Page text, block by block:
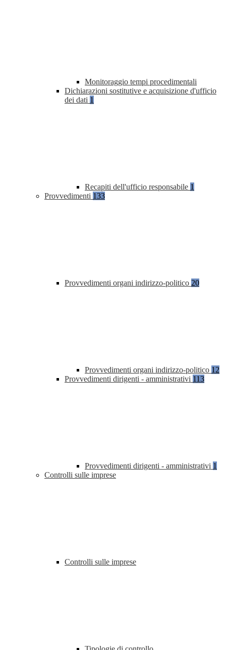
Monitoraggio tempi procedimentali
Dichiarazioni sostitutive e acquisizione d'ufficio
dei dati 1
Recapiti dell'ufficio responsabile 1
Provvedimenti 133
Provvedimenti organi indirizzo-politico 20
Provvedimenti organi indirizzo-politico 12
Provvedimenti dirigenti - amministrativi 113
Provvedimenti dirigenti - amministrativi 1
Controlli sulle imprese
Controlli sulle imprese